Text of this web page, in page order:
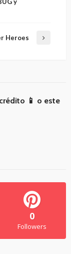
Heroes
📱 o este
0
Followers